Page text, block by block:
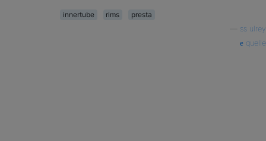
innertube rims
presta
ss ulrey
quelle